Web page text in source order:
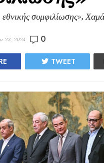
συμφιλίωσης»,
23, 2024 0
TWEET